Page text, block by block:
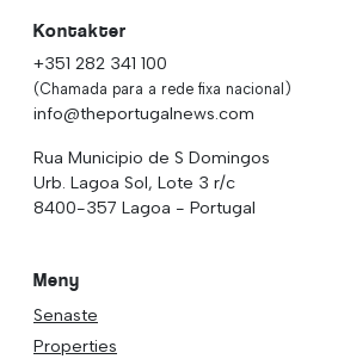
Kontakter
+351 282 341 100
(Chamada para a rede fixa nacional)
info@theportugalnews.com
Rua Municipio de S Domingos
Urb. Lagoa Sol, Lote 3 r/c
8400-357 Lagoa - Portugal
Meny
Senaste
Properties